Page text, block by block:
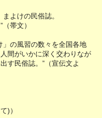
よけの民俗誌。
帯文）
」の風習の数々を全国各地
間がいかに深く交わりなが
す民俗誌。”（宣伝文よ
)）